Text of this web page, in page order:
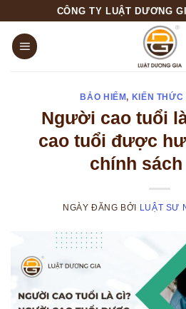
content
CÔNG TY LUẬT DƯƠNG
BẢO HIỂM, KIẾN
Người cao tuổi
cao tuổi được
chính sách
NGÀY ĐĂNG BỞI LUẬT SƯ